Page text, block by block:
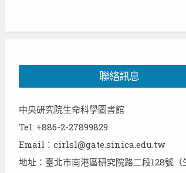
聯絡訊息
中央研究院生命科學圖書館
Tel: +886-2-27899829
Email：cirlsl@gate.sinica.edu.tw
地址：臺北市南港區研究院路二段128號（